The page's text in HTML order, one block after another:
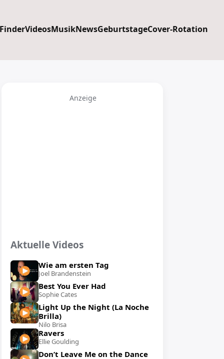
VideosMusikNewsGeburtstageCover-Rotation
Anzeige
Aktuelle Videos
Wie am ersten Tag
Joel Brandenstein
Best You Ever Had
Sophie Cates
Light Up the Night (La Noche
Brilla)
Nilo Brisa
Ravers
Ellie Goulding
Don’t Leave Me on the Dance